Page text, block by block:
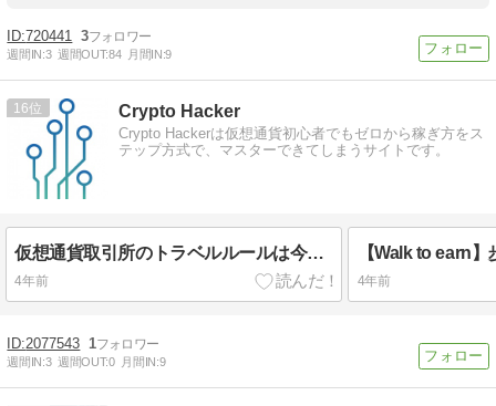
720441 3
週間IN:3 週間OUT:84 月間IN:9
16 Crypto Hacker
Crypto Hackerは仮想通貨初心者でもゼロから稼ぎ方をス
テップ方式で、マスターできてしまうサイトです。
仮想通貨取引所のトラベルルールは今後どうなるのか？対策方法などわかりやすく説明してみた
4年前 4年前
2077543 1
週間IN:3 週間OUT:0 月間IN:9